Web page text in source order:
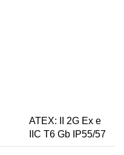
ATEX: II 2G Ex e
IIC T6 Gb IP55/57